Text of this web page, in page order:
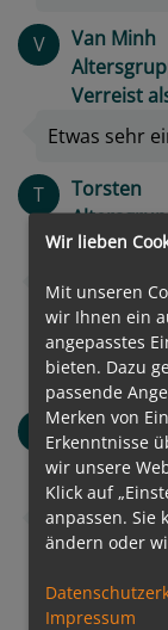
V
Van Minh
Verreist
Etwas sehr
T
Torsten
Verreist als
Die
hatten wir 5
Essen sowie
Weiterlesen...
Hans-
Verreist
Das Essen
Qualität
Wir lieben
Mit unseren
wir Ihnen ein
angepasstes
bieten. Dazu
passende
Merken von
Erkenntnisse
wir unsere
Klick auf
anpassen. Sie
ändern oder
Impressum